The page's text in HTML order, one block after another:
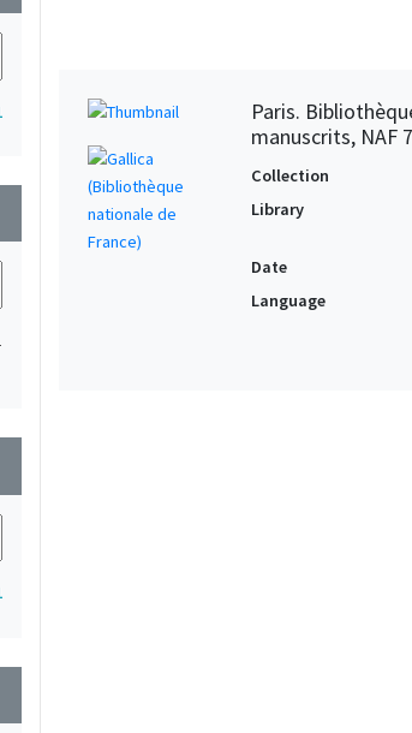
Paris.
manuscrits, NAF
Collection
Library
Date
Language